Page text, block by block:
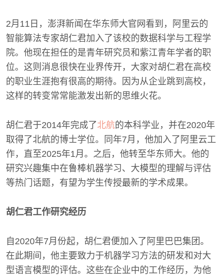
2月11日，澎湃新闻在华东师大官网看到，阿里云的
智能算法专家胡仁君加入了该校的数据科学与工程学
院。他现在担任的是青年研究员和紫江青年学者的职
位。这则消息很快在业界传开，大家对胡仁君在高校
的职业生涯抱有很高的期待。因为从企业跳到高校，
这样的转变常常能激发出新的思维火花。
胡仁君于2014年完成了北航的本科学业，并在2020年
取得了北航的博士学位。同年7月，他加入了阿里云工
作，直至2025年1月。之后，他转至华东师大。他的
研究兴趣集中在鲁棒机器学习、大模型的理解与评估
等热门话题，有望为学生传授最新的学术成果。
胡仁君工作研究经历
自2020年7月份起，胡仁君便加入了阿里巴巴集团。
在此期间，他主要致力于机器学习方法的研发和对大
型语言模型的评估。这些在企业中的工作经历，为他